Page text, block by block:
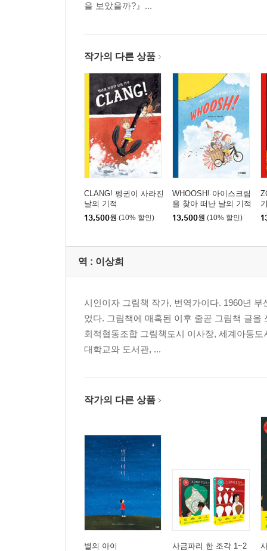
을 보았을까?』...
작가의 다른 상품
CLANG! 펭귄이 사라진
날의 기적
13,500원 (10% 할인)
WHOOSH! 아이스크림
을 찾아 떠난 날의 기적
13,500원 (10% 할인)
역 : 이상희
시인이자 그림책 작가, 번역가이다. 1960년
었다. 그림책에 매혹된 이후 줄곧 그림책 글을
회적협동조합 그림책도시 이사장, 세계아동
대학교와 도서관, ...
작가의 다른 상품
별의 아이
사금파리 한 조각 1~2